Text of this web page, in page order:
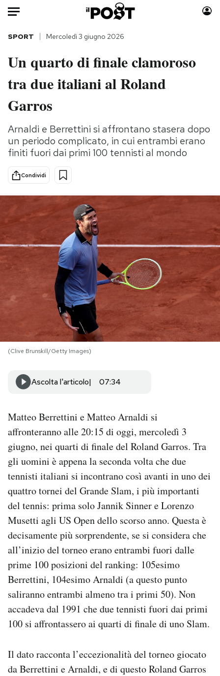
Auto
HOME
Italia
Politica
Tecnologia
Internet
Scienza
Cultura
Economia
Sport
Moda
Storie/Idee
Ok Boomer!
Media
Mondiali calcio 2026
PODCAST
NEWSLETTER
I MIEI PREFERITI
SHOP
Area Personale
Newsletter
Notifiche mobile
Regala il Post
Hai bisogno di aiuto?
Esci
SPORT Mercoledì 3 giugno 2026
Un quarto di finale clamoroso
tra due italiani al Roland
Garros
Arnaldi e Berrettini si affrontano stasera dopo
un periodo complicato, in cui entrambi erano
finiti fuori dai primi 100 tennisti al mondo
Condividi
(Clive Brunskill/Getty Images)
Ascolta l'articolo 07:34
Matteo Berrettini e Matteo Arnaldi si
affronteranno alle 20:15 di oggi, mercoledì 3
giugno, nei quarti di finale del Roland Garros. Tra
gli uomini è appena la seconda volta che due
tennisti italiani si incontrano così avanti in uno dei
quattro tornei del Grande Slam, i più importanti
del tennis: prima solo Jannik Sinner e Lorenzo
Musetti agli US Open dello scorso anno. Questa è
decisamente più sorprendente, se si considera che
all’inizio del torneo erano entrambi fuori dalle
prime 100 posizioni del ranking: 105esimo
Berrettini, 104esimo Arnaldi (a questo punto
saliranno entrambi almeno tra i primi 50). Non
accadeva dal 1991 che due tennisti fuori dai primi
100 si affrontassero ai quarti di finale di uno Slam.
Il dato racconta l’eccezionalità del torneo giocato
da Berrettini e Arnaldi, e di questo Roland Garros